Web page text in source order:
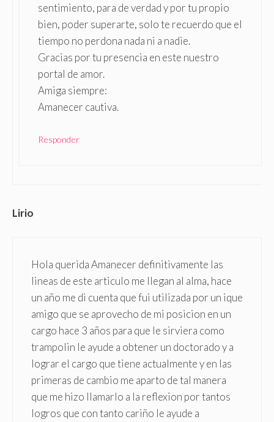
sentimiento, para de verdad y por tu propio
bien, poder superarte, solo te recuerdo que el
tiempo no perdona nada ni a nadie.
Gracias por tu presencia en este nuestro
portal de amor.
Amiga siempre:
Amanecer cautiva.
Responder
Lirio
Hola querida Amanecer definitivamente las
lineas de este articulo me llegan al alma, hace
un año me di cuenta que fui utilizada por un ique
amigo que se aprovecho de mi posicion en un
cargo hace 3 años para que le sirviera como
trampolin le ayude a obtener un doctorado y a
lograr el cargo que tiene actualmente y en las
primeras de cambio me aparto de tal manera
que me hizo llamarlo a la reflexion por tantos
logros que con tanto cariño le ayude a